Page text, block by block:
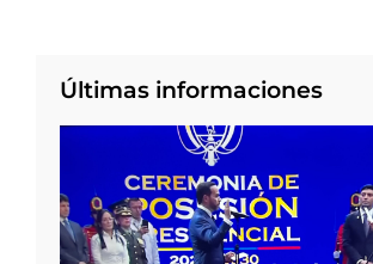
Últimas informaciones